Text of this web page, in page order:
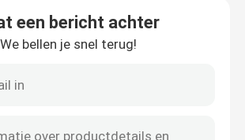
van de Balkbrug
een bericht achter
We bellen je snel terug!